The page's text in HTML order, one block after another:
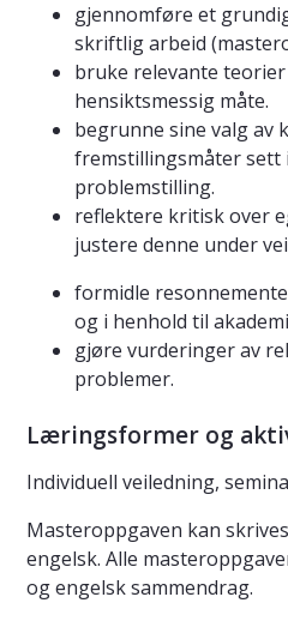
gjennomføre et
skriftlig arbeid
bruke relevante
hensiktsmessig måte.
begrunne sine valg
fremstillingsmåter
problemstilling.
reflektere kritisk over
justere denne under
formidle
og i henhold til
gjøre vurderinger av
problemer.
Læringsformer og
Individuell veiledning,
Masteroppgaven kan
engelsk. Alle
og engelsk sammendrag.